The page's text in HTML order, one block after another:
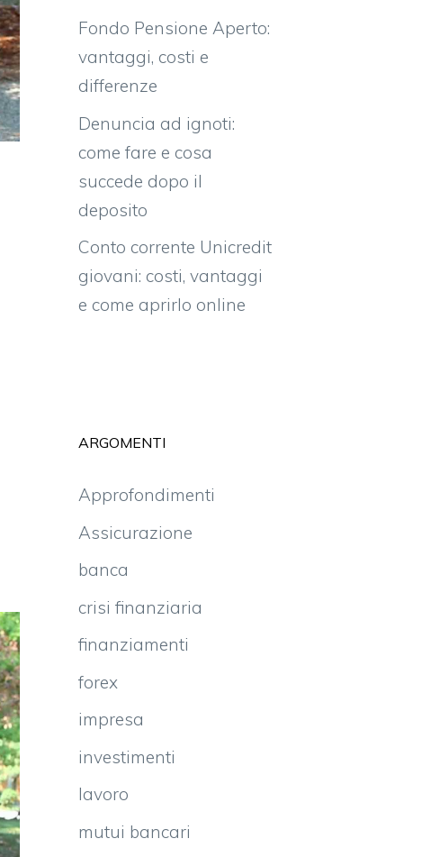
Fondo Pensione Aperto:
vantaggi, costi e
differenze
Denuncia ad ignoti:
come fare e cosa
succede dopo il
deposito
Conto corrente Unicredit
giovani: costi, vantaggi
e come aprirlo online
ARGOMENTI
Approfondimenti
Assicurazione
banca
crisi finanziaria
finanziamenti
forex
impresa
investimenti
lavoro
mutui bancari